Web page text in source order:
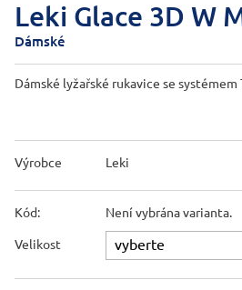
Leki Glace 3D W
Dámské
Dámské lyžařské rukavice se systémem
Výrobce Leki
Kód: Není vybrána varianta.
Velikost